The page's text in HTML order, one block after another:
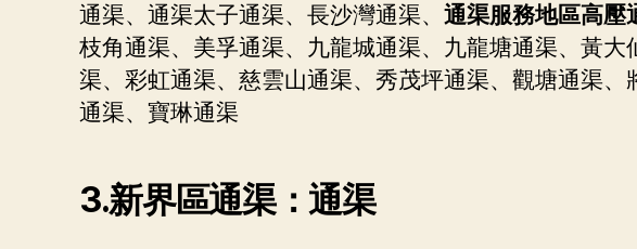
通渠、通渠太子通渠、長沙灣通渠、 通渠服務地區高壓
枝角通渠、美孚通渠、九龍城通渠、九龍塘通渠、黃大
渠、彩虹通渠、慈雲山通渠、秀茂坪通渠、觀塘通渠、
通渠、寶琳通渠
3.新界區通渠：通渠